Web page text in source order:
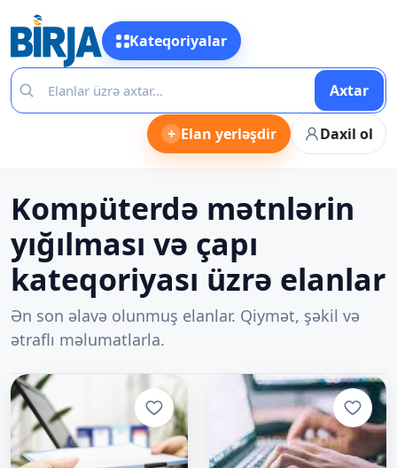
Kateqoriyalar
Axtar
+ Elan yerləşdir Daxil ol
Kompüterdə mətnlərin
yığılması və çapı
kateqoriyası üzrə elanlar
Ən son əlavə olunmuş elanlar. Qiymət, şəkil və
ətraflı məlumatlarla.